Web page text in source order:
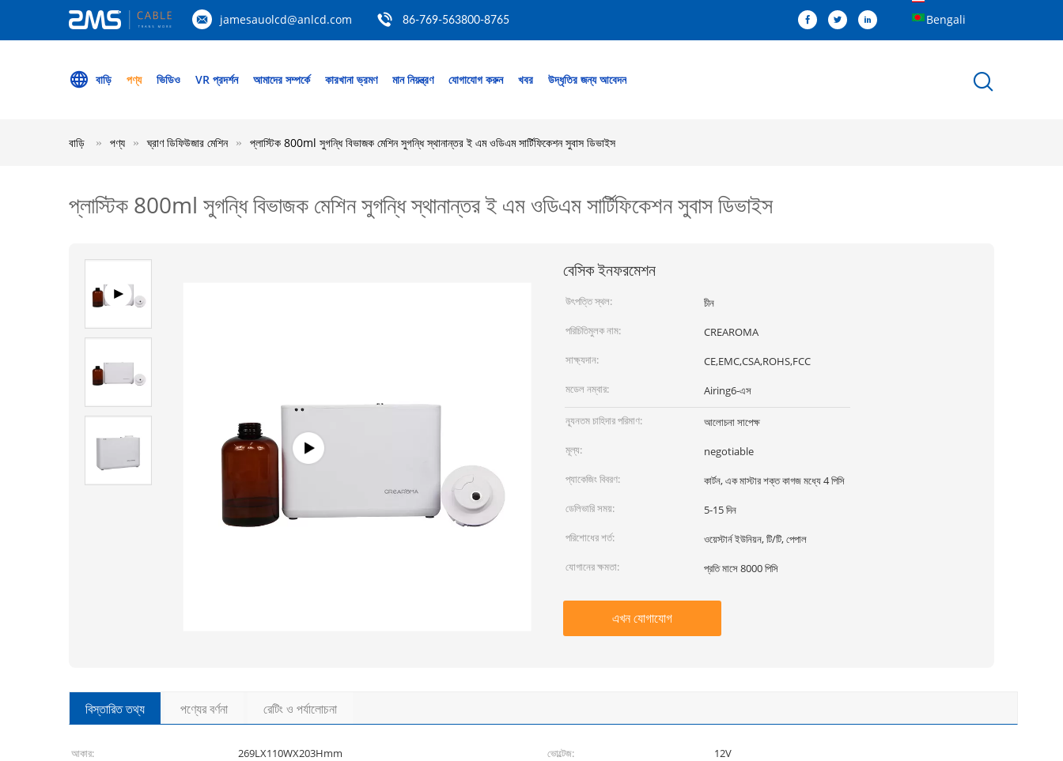
jamesauolcd@anlcd.com 86-769-563800-8765 Bengali
বাড়ি পণ্য ভিডিও VR প্রদর্শন আমাদের সম্পর্কে কারখানা ভ্রমণ মান নিয়ন্ত্রণ যোগাযোগ করুন খবর উদ্ধৃতির জন্য আবেদন
বাড়ি পণ্য ঘ্রাণ ডিফিউজার মেশিন প্লাস্টিক 800ml সুগন্ধি বিভাজক মেশিন সুগন্ধি স্থানান্তর ই এম ওডিএম সার্টিফিকেশন সুবাস ডিভাইস
প্লাস্টিক 800ml সুগন্ধি বিভাজক মেশিন সুগন্ধি স্থানান্তর ই এম ওডিএম সার্টিফিকেশন সুবাস ডিভাইস
বেসিক ইনফরমেশন
উৎপত্তি স্থল:
চীন
পরিচিতিমুলক নাম:
CREAROMA
সাক্ষ্যদান:
CE,EMC,CSA,ROHS,FCC
মডেল নম্বার:
Airing6-এস
ন্যূনতম চাহিদার পরিমাণ:
আলোচনা সাপেক্ষ
মূল্য:
negotiable
প্যাকেজিং বিবরণ:
কার্টন, এক মাস্টার শক্ত কাগজ মধ্যে 4 পিসি
ডেলিভারি সময়:
5-15 দিন
পরিশোধের শর্ত:
ওয়েস্টার্ন ইউনিয়ন, টি/টি, পেপাল
যোগানের ক্ষমতা:
প্রতি মাসে 8000 পিসি
এখন যোগাযোগ
বিস্তারিত তথ্য পণ্যের বর্ণনা রেটিং ও পর্যালোচনা
আকার: 269LX110WX203Hmm ভোল্টেজ:
12V